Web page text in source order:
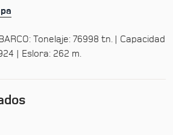
Tonelaje: 76998 tn. | Capacidad
| Eslora: 262 m.